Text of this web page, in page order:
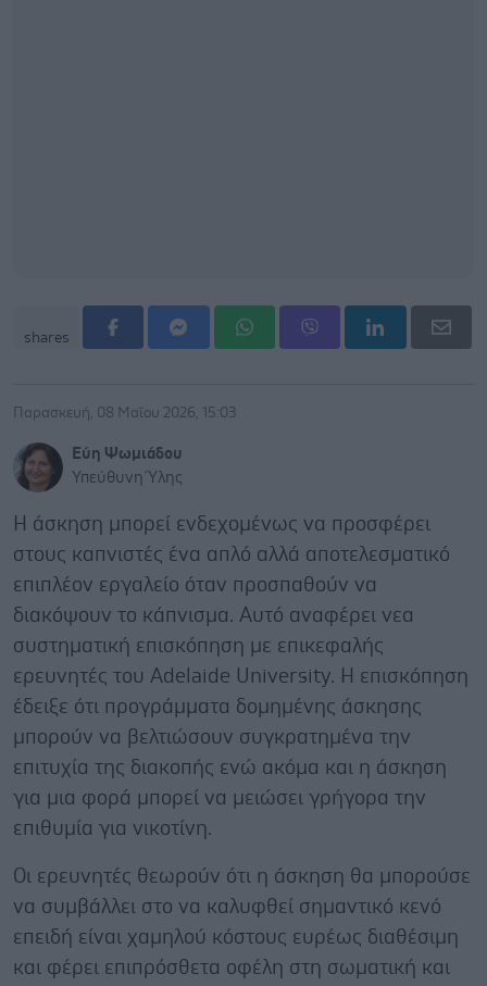
shares
Παρασκευή, 08 Μαΐου 2026, 15:03
Εύη Ψωμιάδου
Υπεύθυνη Ύλης
Η άσκηση μπορεί ενδεχομένως να προσφέρει
στους καπνιστές ένα απλό αλλά αποτελεσματικό
επιπλέον εργαλείο όταν προσπαθούν να
διακόψουν το κάπνισμα. Αυτό αναφέρει νεα
συστηματική επισκόπηση με επικεφαλής
ερευνητές του Adelaide University. Η επισκόπηση
έδειξε ότι προγράμματα δομημένης άσκησης
μπορούν να βελτιώσουν συγκρατημένα την
επιτυχία της διακοπής ενώ ακόμα και η άσκηση
για μια φορά μπορεί να μειώσει γρήγορα την
επιθυμία για νικοτίνη.
Οι ερευνητές θεωρούν ότι η άσκηση θα μπορούσε
να συμβάλλει στο να καλυφθεί σημαντικό κενό
επειδή είναι χαμηλού κόστους ευρέως διαθέσιμη
και φέρει επιπρόσθετα οφέλη στη σωματική και